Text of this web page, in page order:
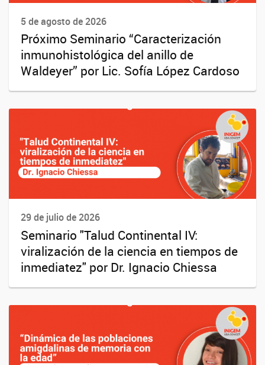
5 de agosto de 2026
Próximo Seminario “Caracterización
inmunohistológica del anillo de
Waldeyer” por Lic. Sofía López Cardoso
29 de julio de 2026
Seminario "Talud Continental IV:
viralización de la ciencia en tiempos de
inmediatez" por Dr. Ignacio Chiessa